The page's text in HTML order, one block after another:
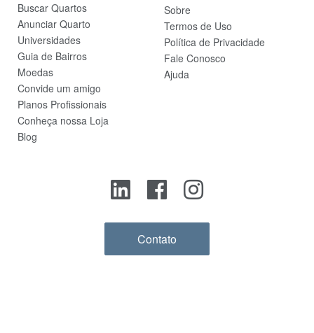
Buscar Quartos
Anunciar Quarto
Universidades
Guia de Bairros
Moedas
Convide um amigo
Planos Profissionais
Conheça nossa Loja
Blog
Sobre
Termos de Uso
Política de Privacidade
Fale Conosco
Ajuda
Contato